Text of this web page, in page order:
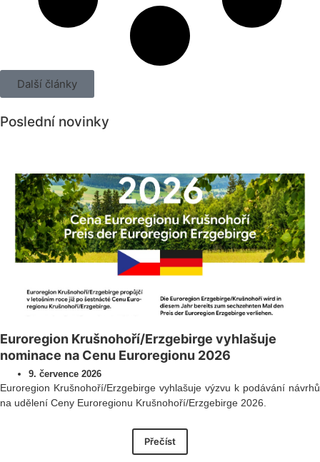
Další články
Poslední novinky
Euroregion Krušnohoří/Erzgebirge vyhlašuje
nominace na Cenu Euroregionu 2026
9. července 2026
Euroregion Krušnohoří/Erzgebirge vyhlašuje výzvu k podávání návrhů
na udělení Ceny Euroregionu Krušnohoří/Erzgebirge 2026.
Přečíst